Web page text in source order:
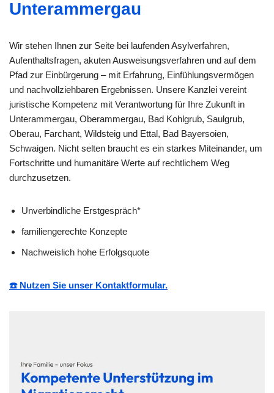
Unterammergau
Wir stehen Ihnen zur Seite bei laufenden Asylverfahren,
Aufenthaltsfragen, akuten Ausweisungsverfahren und auf dem
Pfad zur Einbürgerung – mit Erfahrung, Einfühlungsvermögen
und nachvollziehbaren Ergebnissen. Unsere Kanzlei vereint
juristische Kompetenz mit Verantwortung für Ihre Zukunft in
Unterammergau, Oberammergau, Bad Kohlgrub, Saulgrub,
Oberau, Farchant, Wildsteig und Ettal, Bad Bayersoien,
Schwaigen. Nicht selten braucht es ein starkes Miteinander, um
Fortschritte und humanitäre Werte auf rechtlichem Weg
durchzusetzen.
Unverbindliche Erstgespräch*
familiengerechte Konzepte
Nachweislich hohe Erfolgsquote
☎️ Nutzen Sie unser Kontaktformular.